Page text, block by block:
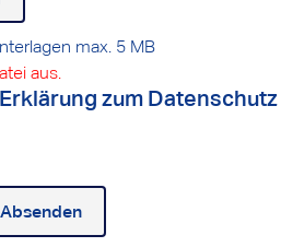
max. 5 MB
aus.
zum Datenschutz zur Kenntnis
Absenden